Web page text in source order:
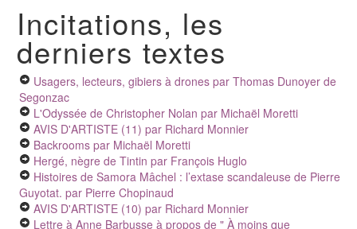
Incitations, les
derniers textes
Usagers, lecteurs, gibiers à drones par Thomas Dunoyer de
Segonzac
L'Odyssée de Christopher Nolan par Michaël Moretti
AVIS D'ARTISTE (11) par Richard Monnier
Backrooms par Michaël Moretti
Hergé, nègre de Tintin par François Huglo
Histoires de Samora Mâchel : l’extase scandaleuse de Pierre
Guyotat. par Pierre Chopinaud
AVIS D'ARTISTE (10) par Richard Monnier
Lettre à Anne Barbusse à propos de " À moins que